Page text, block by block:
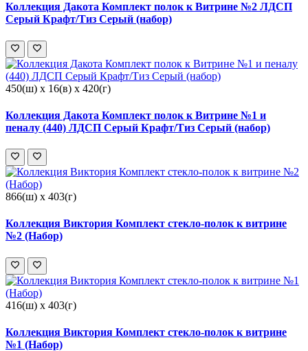
Коллекция Дакота Комплект полок к Витрине №2 ЛДСП
Серый Крафт/Тиз Серый (набор)
450(ш) x 16(в) x 420(г)
Коллекция Дакота Комплект полок к Витрине №1 и
пеналу (440) ЛДСП Серый Крафт/Тиз Серый (набор)
866(ш) x 403(г)
Коллекция Виктория Комплект стекло-полок к витрине
№2 (Набор)
416(ш) x 403(г)
Коллекция Виктория Комплект стекло-полок к витрине
№1 (Набор)